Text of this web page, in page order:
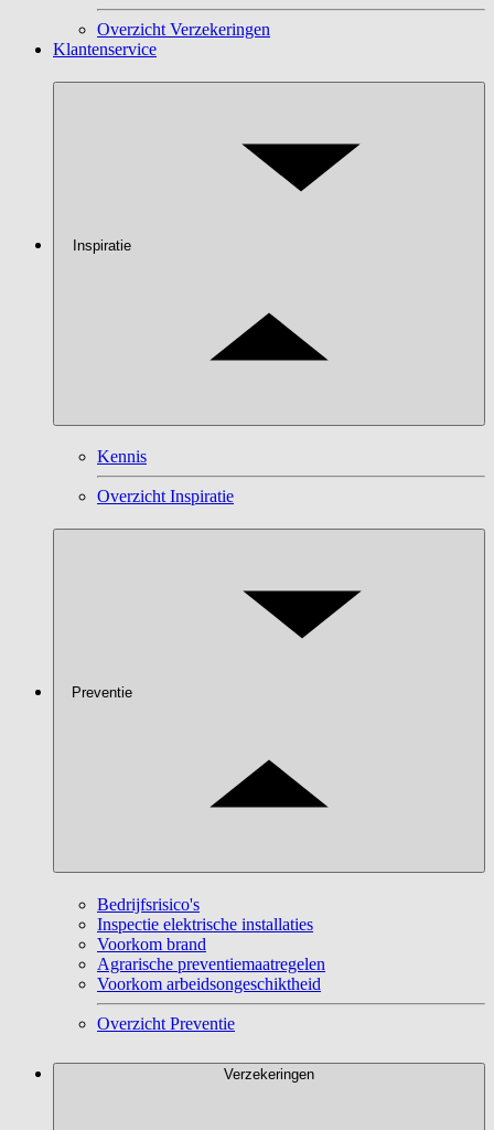
Overzicht Verzekeringen
Klantenservice
Inspiratie
Kennis
Overzicht Inspiratie
Preventie
Bedrijfsrisico's
Inspectie elektrische installaties
Voorkom brand
Agrarische preventiemaatregelen
Voorkom arbeidsongeschiktheid
Overzicht Preventie
Verzekeringen